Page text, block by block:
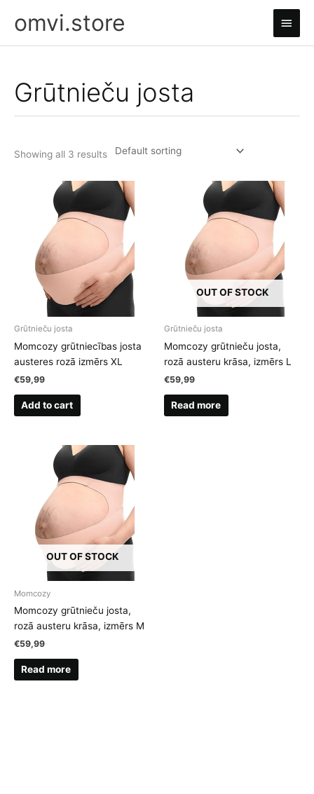
omvi.store
Main
Menu
Grūtnieču josta
Showing all 3 results
Grūtnieču josta
Momcozy grūtniecības josta
austeres rozā izmērs XL
€59,99
Add to cart
OUT OF STOCK
Grūtnieču josta
Momcozy grūtnieču josta,
rozā austeru krāsa, izmērs L
€59,99
Read more
OUT OF STOCK
Momcozy
Momcozy grūtnieču josta,
rozā austeru krāsa, izmērs M
€59,99
Read more